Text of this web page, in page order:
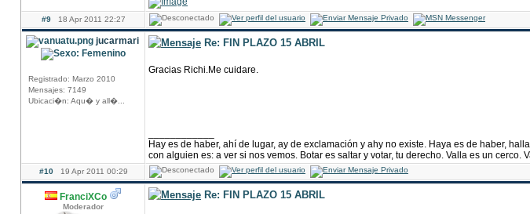
#9 18 Apr 2011 22:27
jucarmari
Registrado: Marzo 2010
Mensajes: 7149
Ubicaci�n: Aqu� y all�...
Re: FIN PLAZO 15 ABRIL
Gracias Richi.Me cuidare.
Hay es de haber, ahí de lugar, ay de exclamación y ahy no existe. Haya es de haber,
con alguien es: a ver si nos vemos. Botar es saltar y votar, tu derecho. Valla es un cerco.
#10 19 Apr 2011 00:29
FranciXCo
Moderador
Re: FIN PLAZO 15 ABRIL